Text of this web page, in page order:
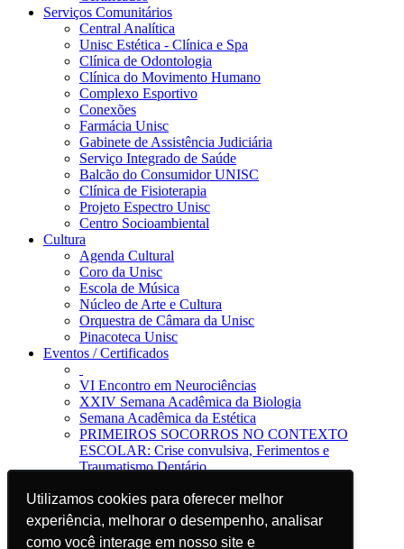
Utilizamos cookies para oferecer melhor
experiência, melhorar o desempenho, analisar
como você interage em nosso site e
Utilizamos cookies para oferecer melhor
experiência, melhorar o desempenho, analisar
como você interage em nosso site e
Serviços Comunitários
Central Analítica
Unisc Estética - Clínica e Spa
Clínica de Odontologia
Clínica do Movimento Humano
Complexo Esportivo
Conexões
Farmácia Unisc
Gabinete de Assistência Judiciária
Serviço Integrado de Saúde
Balcão do Consumidor UNISC
Clínica de Fisioterapia
Projeto Espectro Unisc
Centro Socioambiental
Cultura
Agenda Cultural
Coro da Unisc
Escola de Música
Núcleo de Arte e Cultura
Orquestra de Câmara da Unisc
Pinacoteca Unisc
Eventos / Certificados
VI Encontro em Neurociências
XXIV Semana Acadêmica da Biologia
Semana Acadêmica da Estética
PRIMEIROS SOCORROS NO CONTEXTO
ESCOLAR: Crise convulsiva, Ferimentos e
Traumatismo Dentário
Jornal da Unisc
Notícias
Imprensa